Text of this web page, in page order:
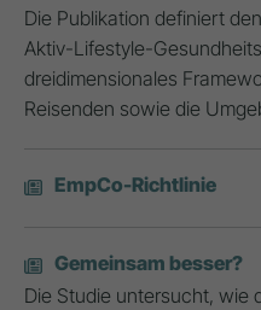
Die Publikation definiert
Aktiv-Lifestyle-
dreidimensionales
Reisenden sowie die
EmpCo-Richtlinie
Gemeinsam besser?
Die Studie untersucht, wie